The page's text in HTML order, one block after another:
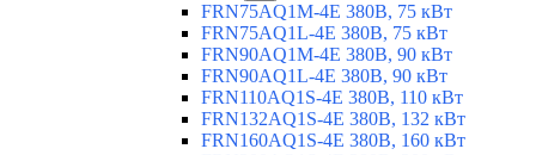
FRN75AQ1M-4E 380В, 75 кВт
FRN75AQ1L-4E 380В, 75 кВт
FRN90AQ1M-4E 380В, 90 кВт
FRN90AQ1L-4E 380В, 90 кВт
FRN110AQ1S-4E 380В, 110 кВт
FRN132AQ1S-4E 380В, 132 кВт
FRN160AQ1S-4E 380В, 160 кВт